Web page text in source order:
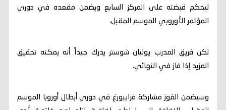
ليحكم قبضته على المركز السابع ويضمن مقعده في دوري
المؤتمر الأوروبي الموسم المقبل.
لكن فريق المدرب يوليان شوستر يدرك جيداً أنه يمكنه تحقيق
المزيد إذا فاز في النهائي.
وسيضمن الفوز مشاركة فرايبورغ في دوري أبطال أوروبا الموسم